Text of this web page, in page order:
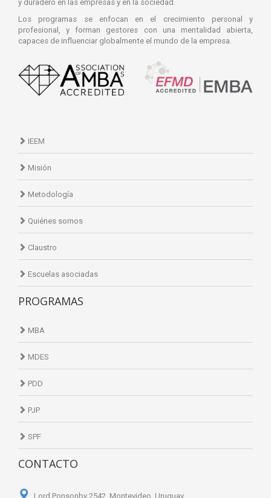
y duradero en las empresas y en la sociedad.
Los programas se enfocan en el crecimiento personal y
profesional, y forman gestores con una mentalidad abierta,
capaces de influenciar globalmente el mundo de la empresa.
IEEM
Misión
Metodología
Quiénes somos
Claustro
Escuelas asociadas
PROGRAMAS
MBA
MDES
PDD
PJP
SPF
CONTACTO
Lord Ponsonby 2542. Montevideo, Uruguay